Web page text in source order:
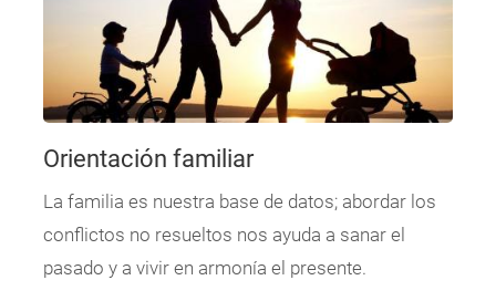
Orientación familiar
La familia es nuestra base de datos; abordar los
conflictos no resueltos nos ayuda a sanar el
pasado y a vivir en armonía el presente.